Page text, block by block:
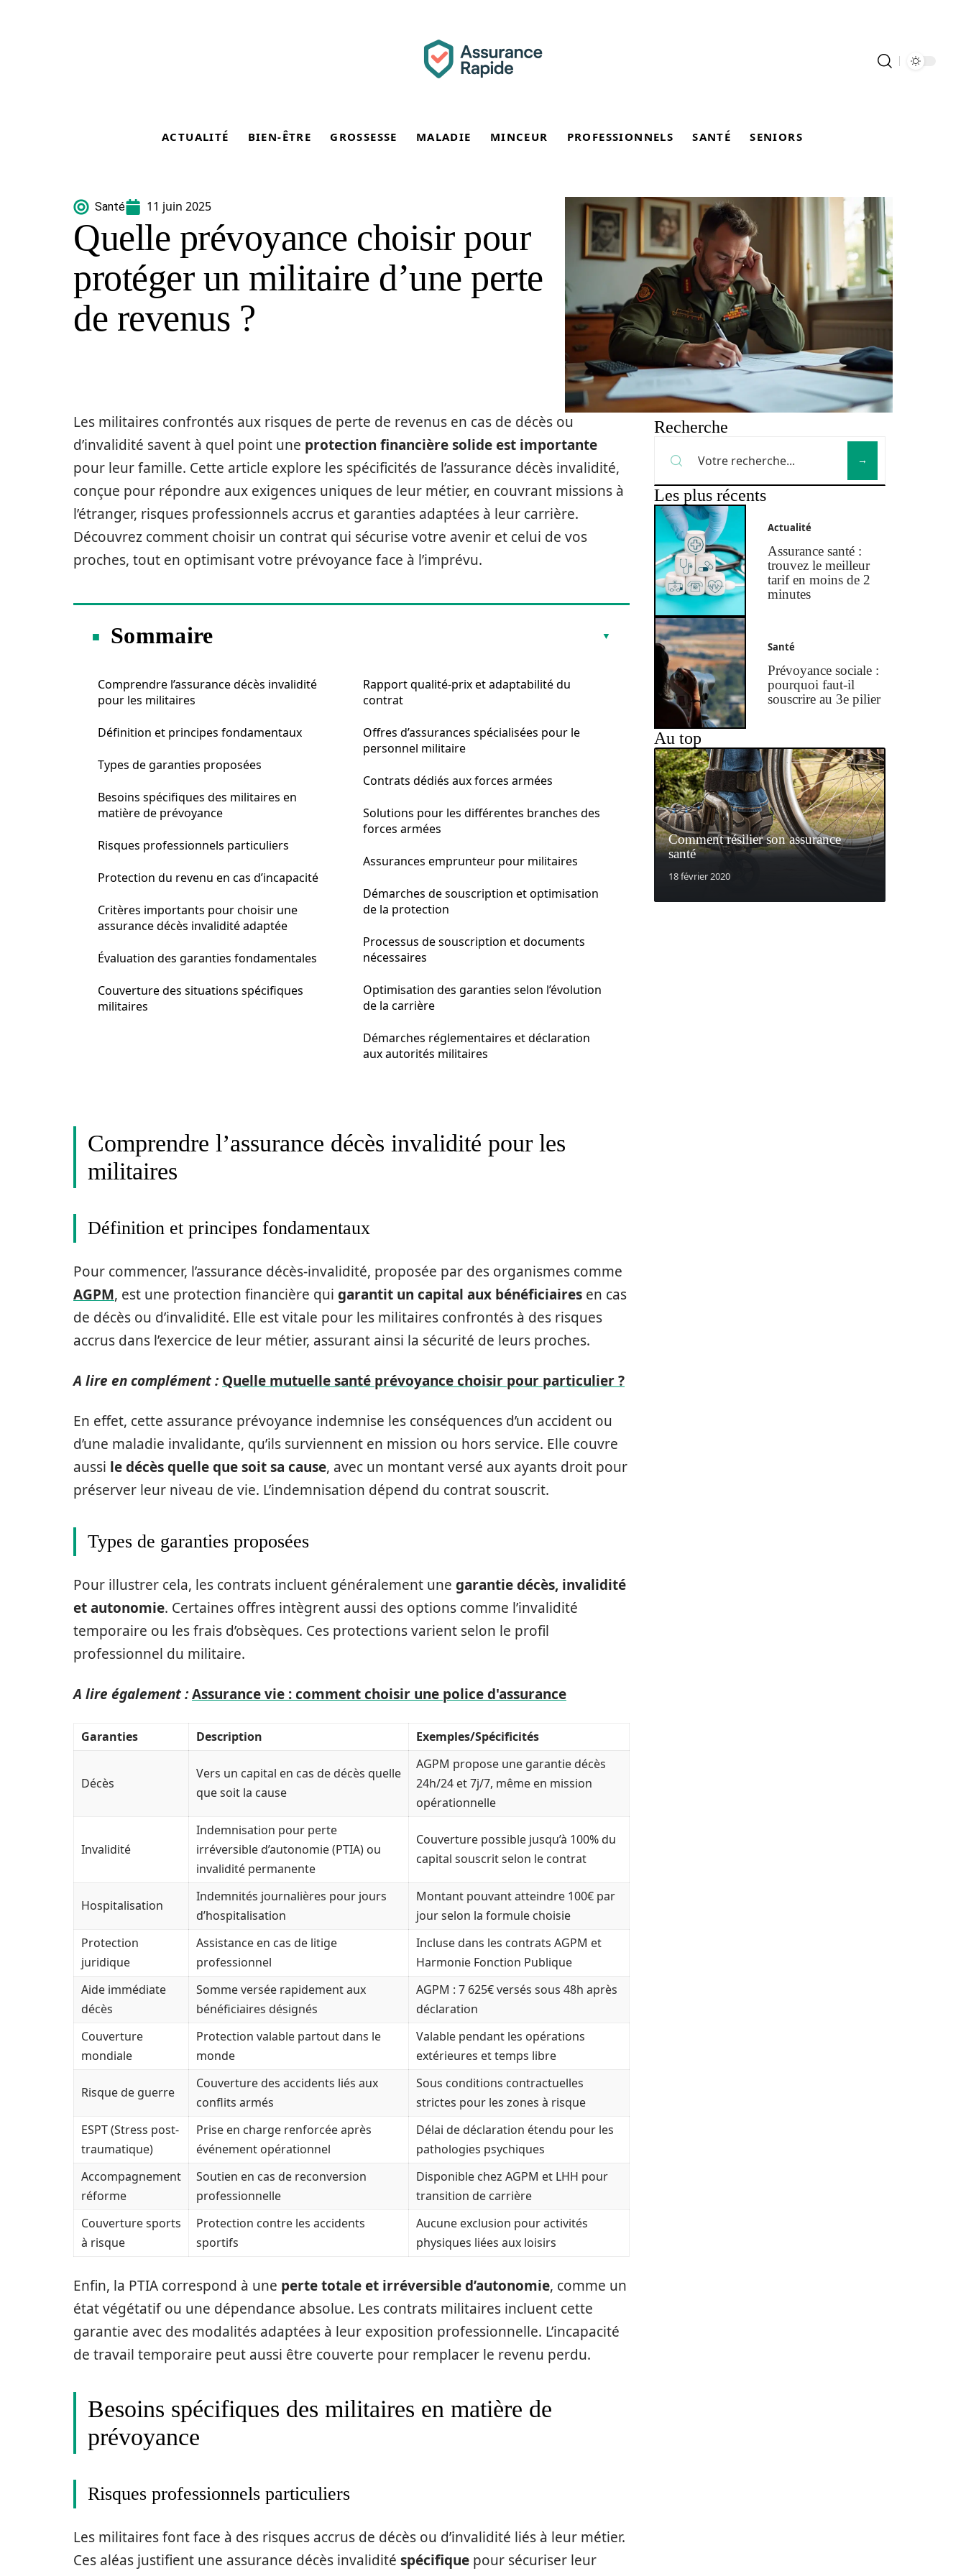
ACTUALITÉ BIEN-ÊTRE GROSSESSE MALADIE MINCEUR PROFESSIONNELS SANTÉ SENIORS
Santé 11 juin 2025
Quelle prévoyance choisir pour
protéger un militaire d’une perte
de revenus ?
Les militaires confrontés aux risques de perte de revenus en cas de décès ou
d’invalidité savent à quel point une protection financière solide est importante
pour leur famille. Cette article explore les spécificités de l’assurance décès invalidité,
conçue pour répondre aux exigences uniques de leur métier, en couvrant missions à
l’étranger, risques professionnels accrus et garanties adaptées à leur carrière.
Découvrez comment choisir un contrat qui sécurise votre avenir et celui de vos
proches, tout en optimisant votre prévoyance face à l’imprévu.
Sommaire
Comprendre l’assurance décès invalidité
pour les militaires
Définition et principes fondamentaux
Types de garanties proposées
Besoins spécifiques des militaires en
matière de prévoyance
Risques professionnels particuliers
Protection du revenu en cas d’incapacité
Critères importants pour choisir une
assurance décès invalidité adaptée
Évaluation des garanties fondamentales
Couverture des situations spécifiques
militaires
Rapport qualité-prix et adaptabilité du
contrat
Offres d’assurances spécialisées pour le
personnel militaire
Contrats dédiés aux forces armées
Solutions pour les différentes branches des
forces armées
Assurances emprunteur pour militaires
Démarches de souscription et optimisation
de la protection
Processus de souscription et documents
nécessaires
Optimisation des garanties selon l’évolution
de la carrière
Démarches réglementaires et déclaration
aux autorités militaires
Comprendre l’assurance décès invalidité pour les
militaires
Définition et principes fondamentaux
Pour commencer, l’assurance décès-invalidité, proposée par des organismes comme
AGPM, est une protection financière qui garantit un capital aux bénéficiaires en cas
de décès ou d’invalidité. Elle est vitale pour les militaires confrontés à des risques
accrus dans l’exercice de leur métier, assurant ainsi la sécurité de leurs proches.
A lire en complément : Quelle mutuelle santé prévoyance choisir pour particulier ?
En effet, cette assurance prévoyance indemnise les conséquences d’un accident ou
d’une maladie invalidante, qu’ils surviennent en mission ou hors service. Elle couvre
aussi le décès quelle que soit sa cause, avec un montant versé aux ayants droit pour
préserver leur niveau de vie. L’indemnisation dépend du contrat souscrit.
Types de garanties proposées
Pour illustrer cela, les contrats incluent généralement une garantie décès, invalidité
et autonomie. Certaines offres intègrent aussi des options comme l’invalidité
temporaire ou les frais d’obsèques. Ces protections varient selon le profil
professionnel du militaire.
A lire également :Assurance vie : comment choisir une police d'assurance
Garanties Description Exemples/Spécificités
Décès
Vers un capital en cas de décès quelle
que soit la cause
AGPM propose une garantie décès
24h/24 et 7j/7, même en mission
opérationnelle
Invalidité
Indemnisation pour perte
irréversible d’autonomie (PTIA) ou
invalidité permanente
Couverture possible jusqu’à 100% du
capital souscrit selon le contrat
Hospitalisation
Indemnités journalières pour jours
d’hospitalisation
Montant pouvant atteindre 100€ par
jour selon la formule choisie
Protection
juridique
Assistance en cas de litige
professionnel
Incluse dans les contrats AGPM et
Harmonie Fonction Publique
Aide immédiate
décès
Somme versée rapidement aux
bénéficiaires désignés
AGPM : 7 625€ versés sous 48h après
déclaration
Couverture
mondiale
Protection valable partout dans le
monde
Valable pendant les opérations
extérieures et temps libre
Risque de guerre
Couverture des accidents liés aux
conflits armés
Sous conditions contractuelles
strictes pour les zones à risque
ESPT (Stress post-
traumatique)
Prise en charge renforcée après
événement opérationnel
Délai de déclaration étendu pour les
pathologies psychiques
Accompagnement
réforme
Soutien en cas de reconversion
professionnelle
Disponible chez AGPM et LHH pour
transition de carrière
Couverture sports
à risque
Protection contre les accidents
sportifs
Aucune exclusion pour activités
physiques liées aux loisirs
Enfin, la PTIA correspond à une perte totale et irréversible d’autonomie, comme un
état végétatif ou une dépendance absolue. Les contrats militaires incluent cette
garantie avec des modalités adaptées à leur exposition professionnelle. L’incapacité
de travail temporaire peut aussi être couverte pour remplacer le revenu perdu.
Besoins spécifiques des militaires en matière de
prévoyance
Risques professionnels particuliers
Les militaires font face à des risques accrus de décès ou d’invalidité liés à leur métier.
Ces aléas justifient une assurance décès invalidité spécifique pour sécuriser leur
Recherche
Les plus récents
Actualité
Assurance santé :
trouvez le meilleur
tarif en moins de 2
minutes
Santé
Prévoyance sociale :
pourquoi faut-il
souscrire au 3e pilier
Au top
Comment résilier son assurance
santé
18 février 2020